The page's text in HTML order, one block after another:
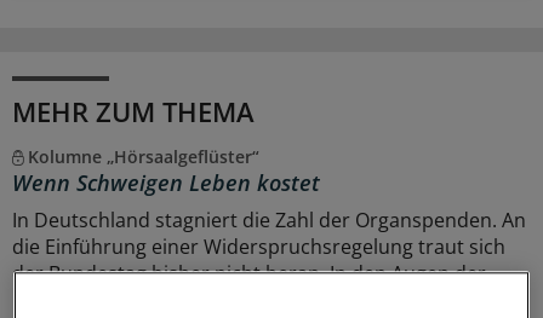
MEHR ZUM THEMA
Kolumne „Hörsaalgeflüster“
Wenn Schweigen Leben kostet
In Deutschland stagniert die Zahl der Organspenden. An
die Einführung einer Widerspruchsregelung traut sich
der Bundestag bisher nicht heran. In den Augen der